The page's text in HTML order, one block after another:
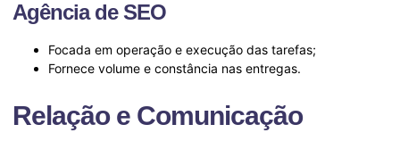
Agência de SEO
Focada em operação e execução das tarefas;
Fornece volume e constância nas entregas.
Relação e Comunicação